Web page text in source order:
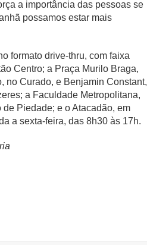
a importância das pessoas se
possamos estar mais
formato drive-thru, com faixa
Centro; a Praça Murilo Braga,
no Curado, e Benjamin Constant,
a Faculdade Metropolitana,
Piedade; e o Atacadão, em
a sexta-feira, das 8h30 às 17h.